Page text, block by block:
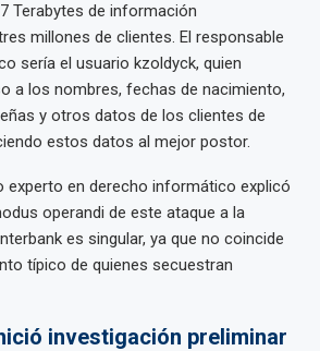
Terabytes de información
millones de clientes. El responsable
sería el usuario kzoldyck, quien
a los nombres, fechas de nacimiento,
y otros datos de los clientes de
estos datos al mejor postor.
experto en derecho informático explicó
operandi de este ataque a la
es singular, ya que no coincide
típico de quienes secuestran
investigación preliminar